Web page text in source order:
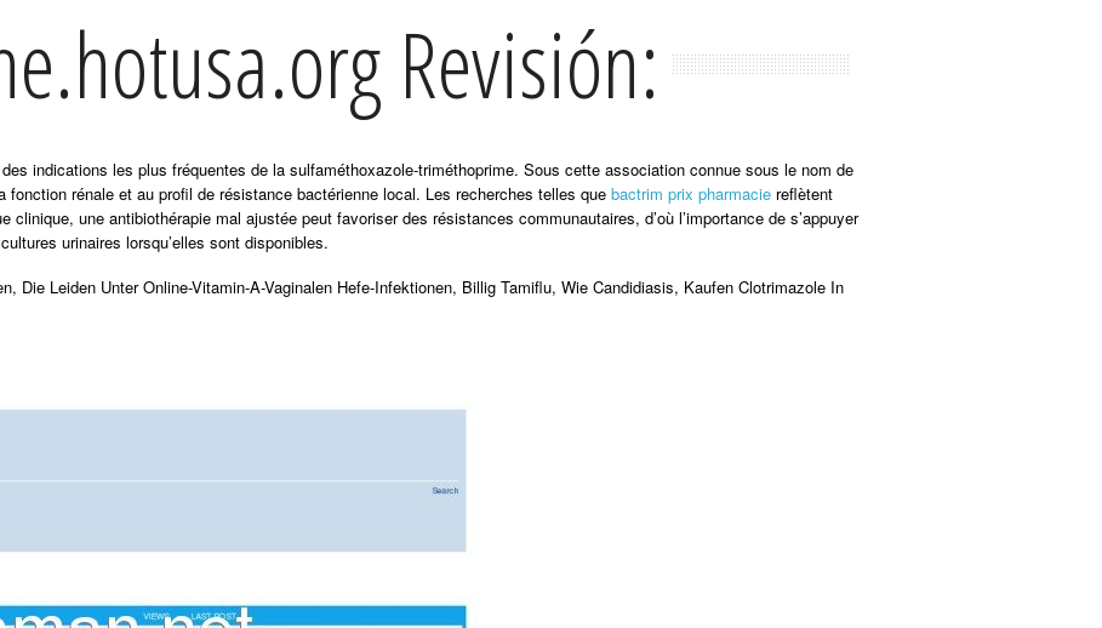
Revisión:
indications les plus fréquentes de la sulfaméthoxazole-triméthoprime. Sous cette association connue sous le nom de
fonction rénale et au profil de résistance bactérienne local. Les recherches telles que bactrim prix pharmacie reflètent
clinique, une antibiothérapie mal ajustée peut favoriser des résistances communautaires, d’où l’importance de s’appuyer
urinaires lorsqu’elles sont disponibles.
Die Leiden Unter Online-Vitamin-A-Vaginalen Hefe-Infektionen, Billig Tamiflu, Wie Candidiasis, Kaufen Clotrimazole In